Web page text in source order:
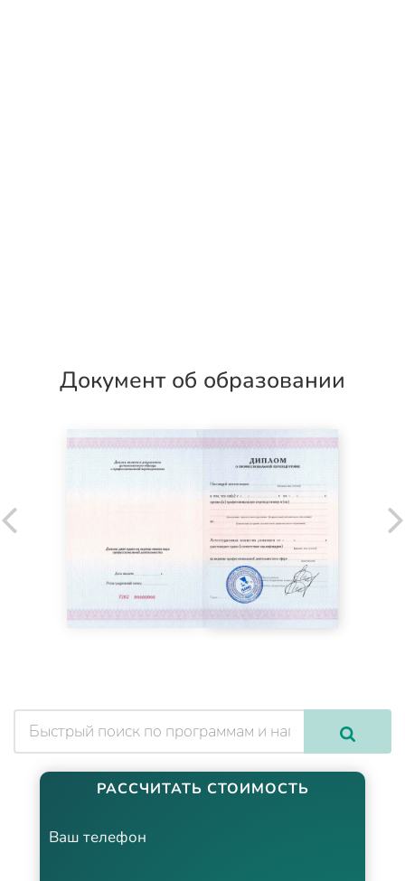
Документ об образовании
РАССЧИТАТЬ СТОИМОСТЬ
Ваш телефон